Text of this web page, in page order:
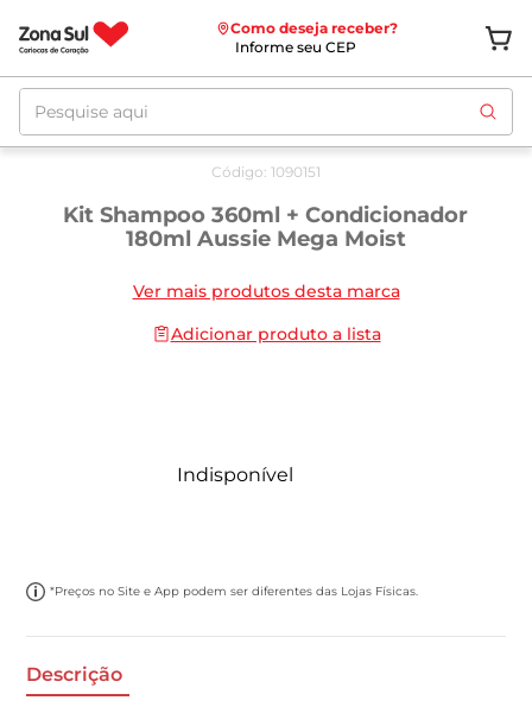
Como deseja receber?
Informe seu CEP
Pesquise aqui
Código: 1090151
Kit Shampoo 360ml + Condicionador
180ml Aussie Mega Moist
Ver mais produtos desta marca
Adicionar produto a lista
Indisponível
*Preços no Site e App podem ser diferentes das Lojas Físicas.
Descrição